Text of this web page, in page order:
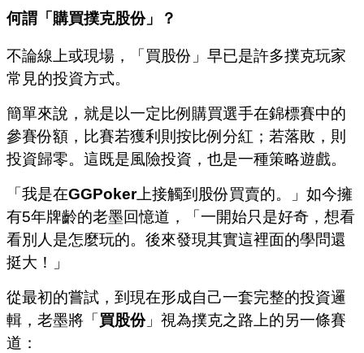
何謂「購買撲克股份」？
不論線上或現場，「買股份」早已是許多撲克玩家
常見的投資方式。
簡單來說，就是以一定比例購買選手在錦標賽中的
參賽份額，比賽若獲利則按比例分紅；若落敗，則
投資歸零。這既是風險投資，也是一種策略遊戲。
「我是在GGPoker上接觸到股份買賣的。」如今擁
有5年牌齡的老墨回憶道，「一開始只是好奇，想看
看別人是怎麼玩的。後來發現其實這裡面的學問還
挺大！」
從最初的嘗試，到現在形成自己一套完整的投資邏
輯，老墨將「 買股份」視為撲克之路上的另一條賽
道：